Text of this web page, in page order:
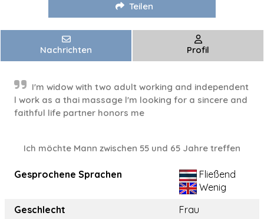
Teilen
Nachrichten Profil
I'm widow with two adult working and independent
l work as a thai massage l'm looking for a sincere and
faithful life partner honors me
Ich möchte Mann zwischen 55 und 65 Jahre treffen
Gesprochene Sprachen
Fließend
Wenig
Geschlecht
Frau